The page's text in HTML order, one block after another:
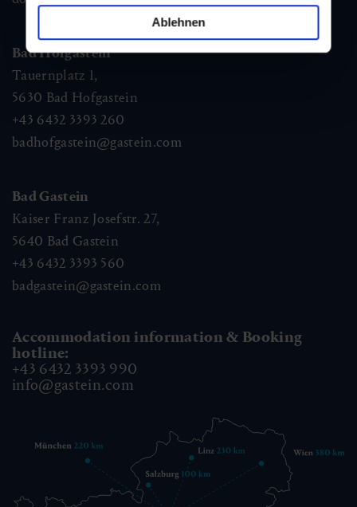
Ablehnen
Bad Hofgastein
Tauernplatz 1,
5630 Bad Hofgastein
+43 6432 3393 260
badhofgastein@gastein.com
Bad Gastein
Kaiser Franz Josefstr. 27,
5640 Bad Gastein
+43 6432 3393 560
badgastein@gastein.com
Accommodation information & Booking
hotline:
+43 6432 3393 990
info@gastein.com